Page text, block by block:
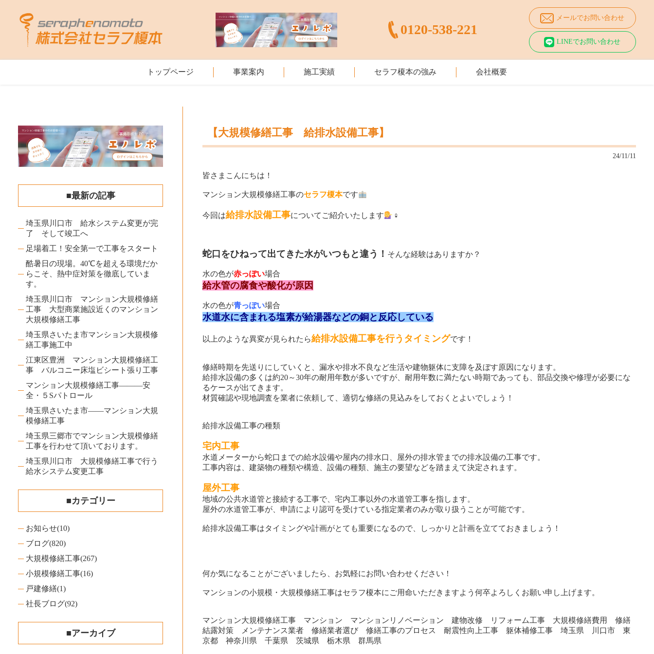
0120-538-221
メールでお問い合わせ
LINEでお問い合わせ
トップページ 事業案内 施工実績 セラフ榎本の強み 会社概要
■最新の記事
埼玉県川口市 給水システム変更が完
了 そして竣工へ
足場着工！安全第一で工事をスタート
酷暑日の現場。40℃を超える環境だか
らこそ、熱中症対策を徹底していま
す。
埼玉県川口市 マンション大規模修繕
工事 大型商業施設近くのマンション
大規模修繕工事
埼玉県さいたま市マンション大規模修
繕工事施工中
江東区豊洲 マンション大規模修繕工
事 バルコニー床塩ビシート張り工事
マンション大規模修繕工事―――安
全・５Sパトロール
埼玉県さいたま市――マンション大規
模修繕工事
埼玉県三郷市でマンション大規模修繕
工事を行わせて頂いております。
埼玉県川口市 大規模修繕工事で行う
給水システム変更工事
■カテゴリー
お知らせ(10)
ブログ(820)
大規模修繕工事(267)
小規模修繕工事(16)
戸建修繕(1)
社長ブログ(92)
■アーカイブ
【大規模修繕工事 給排水設備工事】
24/11/11
皆さまこんにちは！
マンション大規模修繕工事のセラフ榎本です
今回は給排水設備工事についてご紹介いたします ‍♀️
蛇口をひねって出てきた水がいつもと違う！ そんな経験はありますか？
水の色が赤っぽい場合
給水管の腐食や酸化が原因
水の色が青っぽい場合
水道水に含まれる塩素が給湯器などの銅と反応している
以上のような異変が見られたら給排水設備工事を行うタイミングです！
修繕時期を先送りにしていくと、漏水や排水不良など生活や建物躯体に支障を及ぼす原因になります。
給排水設備の多くは約20～30年の耐用年数が多いですが、耐用年数に満たない時期であっても、部品交換や修理が必要にな
るケースが出てきます。
材質確認や現地調査を業者に依頼して、適切な修繕の見込みをしておくとよいでしょう！
給排水設備工事の種類
宅内工事
水道メーターから蛇口までの給水設備や屋内の排水口、屋外の排水管までの排水設備の工事です。
工事内容は、建築物の種類や構造、設備の種類、施主の要望などを踏まえて決定されます。
屋外工事
地域の公共水道管と接続する工事で、宅内工事以外の水道管工事を指します。
屋外の水道管工事が、申請により認可を受けている指定業者のみが取り扱うことが可能です。
給排水設備工事はタイミングや計画がとても重要になるので、しっかりと計画を立てておきましょう！
何か気になることがございましたら、お気軽にお問い合わせください！
マンションの小規模・大規模修繕工事はセラフ榎本にご用命いただきますよう何卒よろしくお願い申し上げます。
マンション大規模修繕工事 マンション マンションリノベーション 建物改修 リフォーム工事 大規模修繕費用 修繕
結露対策 メンテナンス業者 修繕業者選び 修繕工事のプロセス 耐震性向上工事 躯体補修工事 埼玉県 川口市 東
京都 神奈川県 千葉県 茨城県 栃木県 群馬県